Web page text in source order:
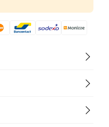
un véritable havre de
Composition